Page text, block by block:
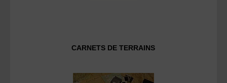
CARNETS DE TERRAINS